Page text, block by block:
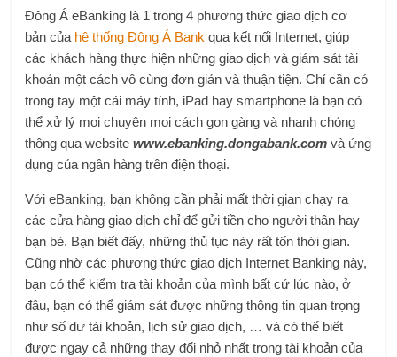
Đông Á eBanking là 1 trong 4 phương thức giao dịch cơ
bản của hệ thống Đông Á Bank qua kết nối Internet, giúp
các khách hàng thực hiện những giao dịch và giám sát tài
khoản một cách vô cùng đơn giản và thuận tiện. Chỉ cần có
trong tay một cái máy tính, iPad hay smartphone là bạn có
thể xử lý mọi chuyện mọi cách gọn gàng và nhanh chóng
thông qua website www.ebanking.dongabank.com và ứng
dụng của ngân hàng trên điện thoại.
Với eBanking, bạn không cần phải mất thời gian chạy ra
các cửa hàng giao dịch chỉ để gửi tiền cho người thân hay
bạn bè. Bạn biết đấy, những thủ tục này rất tốn thời gian.
Cũng nhờ các phương thức giao dịch Internet Banking này,
bạn có thể kiểm tra tài khoản của mình bất cứ lúc nào, ở
đâu, bạn có thể giám sát được những thông tin quan trọng
như số dư tài khoản, lịch sử giao dịch, … và có thể biết
được ngay cả những thay đổi nhỏ nhất trong tài khoản của